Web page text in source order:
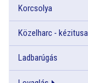
Korcsolya
Közelharc - kézitusa
Ladbarúgás